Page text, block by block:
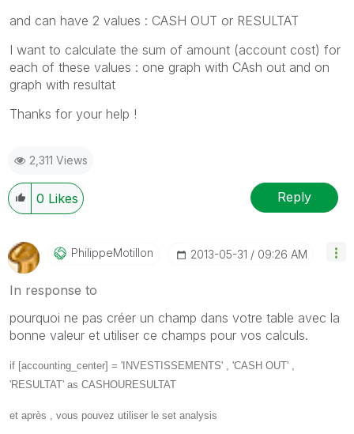
and can have 2 values : CASH OUT or RESULTAT
I want to calculate the sum of amount (account cost) for
each of these values : one graph with CAsh out and on
graph with resultat
Thanks for your help !
2,311 Views
0 Likes Reply
PhilippeMotilloN ‎2013-05-31 09:26 AM
In response to
pourquoi ne pas créer un champ dans votre table avec la
bonne valeur et utiliser ce champs pour vos calculs.
if [accounting_center] = 'INVESTISSEMENTS' , 'CASH OUT' ,
'RESULTAT' as CASHOURESULTAT
et après , vous pouvez utiliser le set analysis